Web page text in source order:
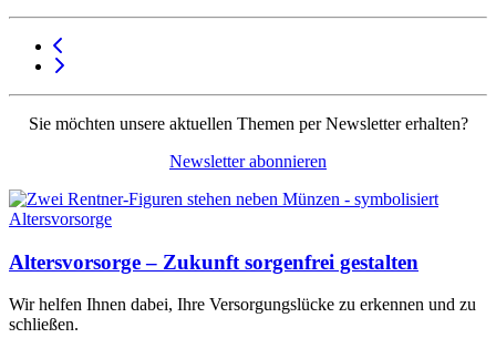
Sie möchten unsere aktuellen Themen per Newsletter erhalten?
Newsletter abonnieren
Altersvorsorge – Zukunft sorgenfrei gestalten
Wir helfen Ihnen dabei, Ihre Versorgungslücke zu erkennen und zu
schließen.